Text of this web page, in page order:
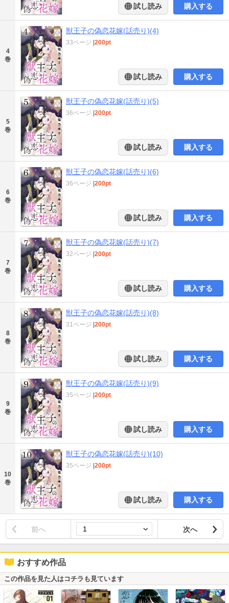
試し読み 購入する
4
巻
獣王子の偽恋花嫁(話売り)(4)
33ページ 200pt
試し読み 購入する
5
巻
獣王子の偽恋花嫁(話売り)(5)
36ページ 200pt
試し読み 購入する
6
巻
獣王子の偽恋花嫁(話売り)(6)
36ページ 200pt
試し読み 購入する
7
巻
獣王子の偽恋花嫁(話売り)(7)
32ページ 200pt
試し読み 購入する
8
巻
獣王子の偽恋花嫁(話売り)(8)
31ページ 200pt
試し読み 購入する
9
巻
獣王子の偽恋花嫁(話売り)(9)
35ページ 200pt
試し読み 購入する
10
巻
獣王子の偽恋花嫁(話売り)(10)
35ページ 200pt
試し読み 購入する
前へ 次へ
おすすめ作品
この作品を見た人はコチラも見ています